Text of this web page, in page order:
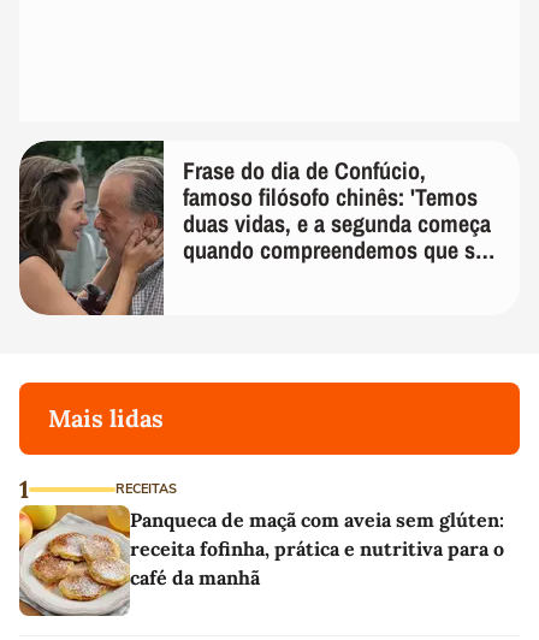
Frase do dia de Confúcio,
famoso filósofo chinês: 'Temos
duas vidas, e a segunda começa
quando compreendemos que só
Mais lidas
1 RECEITAS
Panqueca de maçã com aveia sem glúten:
receita fofinha, prática e nutritiva para o
café da manhã